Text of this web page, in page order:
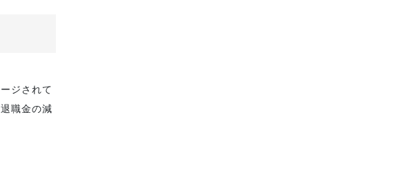
ジされて
職金の減